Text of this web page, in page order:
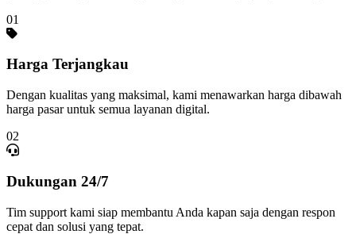
01
Harga Terjangkau
Dengan kualitas yang maksimal, kami menawarkan harga dibawah
harga pasar untuk semua layanan digital.
02
Dukungan 24/7
Tim support kami siap membantu Anda kapan saja dengan respon
cepat dan solusi yang tepat.